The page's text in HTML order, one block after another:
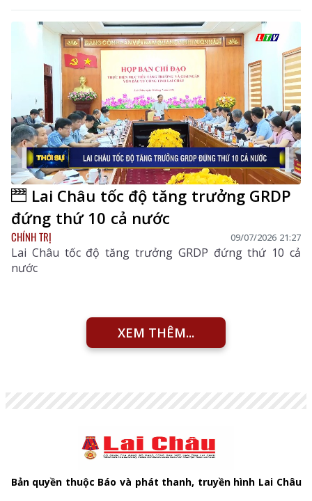
Lai Châu tốc độ tăng trưởng GRDP
đứng thứ 10 cả nước
CHÍNH TRỊ 09/07/2026 21:27
Lai Châu tốc độ tăng trưởng GRDP đứng thứ 10 cả
nước
XEM THÊM...
Bản quyền thuộc Báo và phát thanh, truyền hình Lai Châu